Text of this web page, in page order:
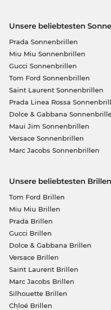
Unsere beliebtesten
Prada Sonnenbrillen
Miu Miu Sonnenbrillen
Gucci Sonnenbrillen
Tom Ford Sonnenbrillen
Saint Laurent Sonnenbrillen
Prada Linea Rossa
Dolce & Gabbana
Maui Jim Sonnenbrillen
Versace Sonnenbrillen
Marc Jacobs Sonnenbrillen
Unsere beliebtesten
Tom Ford Brillen
Miu Miu Brillen
Prada Brillen
Gucci Brillen
Dolce & Gabbana Brillen
Versace Brillen
Saint Laurent Brillen
Marc Jacobs Brillen
Silhouette Brillen
Chloé Brillen